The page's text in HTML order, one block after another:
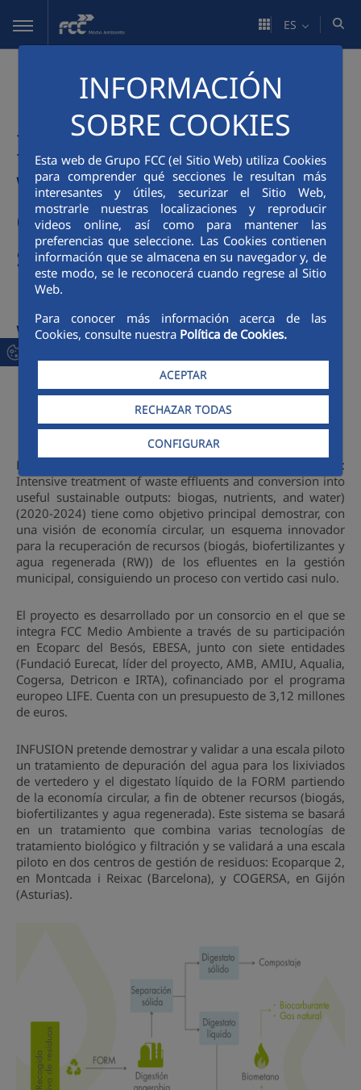
Saltar al contenido principal
INFORMACIÓN
SOBRE COOKIES
Esta web de Grupo FCC (el Sitio Web) utiliza Cookies
para comprender qué secciones le resultan más
interesantes y útiles, securizar el Sitio Web,
mostrarle nuestras localizaciones y reproducir
videos online, así como para mantener las
preferencias que seleccione. Las Cookies contienen
información que se almacena en su navegador y, de
este modo, se le reconocerá cuando regrese al Sitio
Web.
Para conocer más información acerca de las
Cookies, consulte nuestra Política de Cookies.
ACEPTAR
RECHAZAR TODAS
CONFIGURAR
ES
LIFE INFUSION:
Intensive treatment of
waste effluents and
conversion into useful
sustainable outputs:
biogas, nutrients, and
water
El proyecto LIFE INFUSION (LIFE19 ENV/ES/000283:
Intensive treatment of waste effluents and conversion into
useful sustainable outputs: biogas, nutrients, and water)
(2020-2024) tiene como objetivo principal demostrar, con
una visión de economía circular, un esquema innovador
para la recuperación de recursos (biogás, biofertilizantes y
agua regenerada (RW)) de los efluentes en la gestión
municipal, consiguiendo un proceso con vertido casi nulo.
El proyecto es desarrollado por un consorcio en el que se
integra FCC Medio Ambiente a través de su participación
en Ecoparc del Besós, EBESA, junto con siete entidades
(Fundació Eurecat, líder del proyecto, AMB, AMIU, Aqualia,
Cogersa, Detricon e IRTA), cofinanciado por el programa
europeo LIFE. Cuenta con un presupuesto de 3,12 millones
de euros.
INFUSION pretende demostrar y validar a una escala piloto
un tratamiento de depuración del agua para los lixiviados
de vertedero y el digestato líquido de la FORM partiendo
de la economía circular, a fin de obtener recursos (biogás,
biofertilizantes y agua regenerada). Este sistema se basará
en un tratamiento que combina varias tecnologías de
tratamiento biológico y filtración y se validará a una escala
piloto en dos centros de gestión de residuos: Ecoparque 2,
en Montcada i Reixac (Barcelona), y COGERSA, en Gijón
(Asturias).